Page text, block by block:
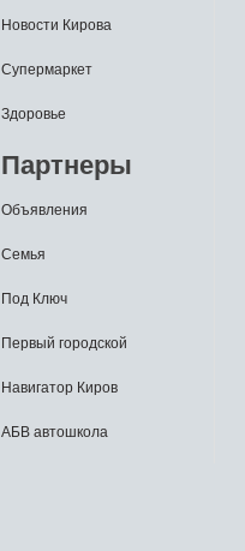
Новости Кирова
Супермаркет
Здоровье
Партнеры
Объявления
Семья
Под Ключ
Первый городской
Навигатор Киров
АБВ автошкола